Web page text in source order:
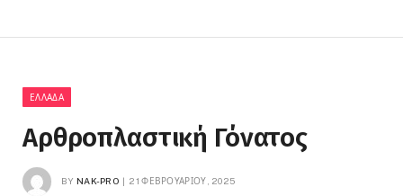
ΕΛΛΆΔΑ
Αρθροπλαστική Γόνατος
BY NAK-PRO 21 ΦΕΒΡΟΥΑΡΊΟΥ, 2025